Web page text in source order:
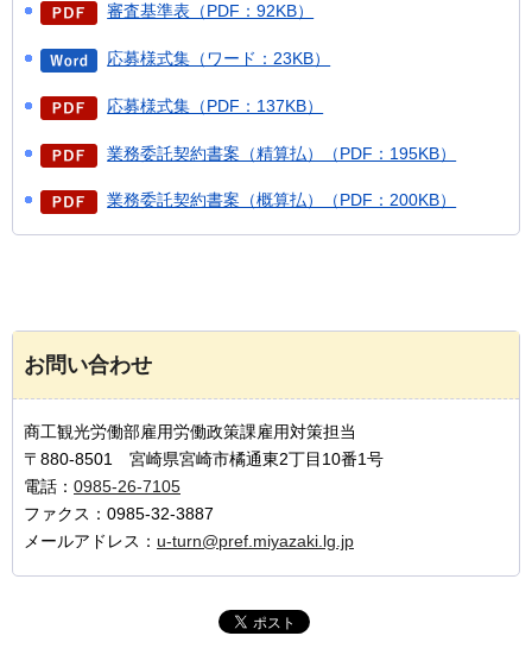
審査基準表（PDF：92KB）
応募様式集（ワード：23KB）
応募様式集（PDF：137KB）
業務委託契約書案（精算払）（PDF：195KB）
業務委託契約書案（概算払）（PDF：200KB）
お問い合わせ
商工観光労働部雇用労働政策課雇用対策担当
〒880-8501 宮崎県宮崎市橘通東2丁目10番1号
電話： 0985-26-7105
ファクス：0985-32-3887
メールアドレス： u-turn@pref.miyazaki.lg.jp